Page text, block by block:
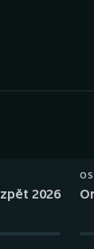
2026